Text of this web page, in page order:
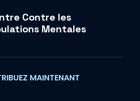
Contre les
Mentales
MAINTENANT